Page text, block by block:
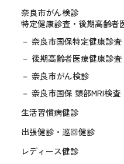
奈良市がん検診
特定健康診査・後期高齢者
奈良市国保特定健康診査
後期高齢者医療健康診査
奈良市がん検診
奈良市国保 頭部MRI検査
生活習慣病健診
出張健診・巡回健診
レディース健診